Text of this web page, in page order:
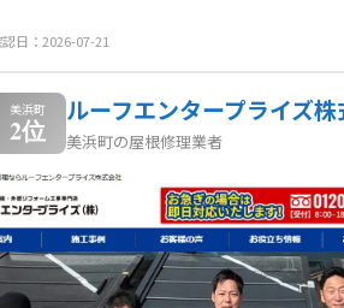
日：2026-07-21
美浜町
2位
ルーフエンタープライズ株
美浜町の屋根修理業者